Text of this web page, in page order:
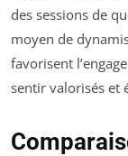
des sessions de
moyen de
favorisent
sentir valorisés et